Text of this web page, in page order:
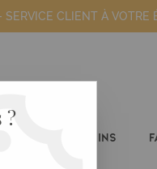
SERVICE CLIENT À VOTRE
Magasins
?